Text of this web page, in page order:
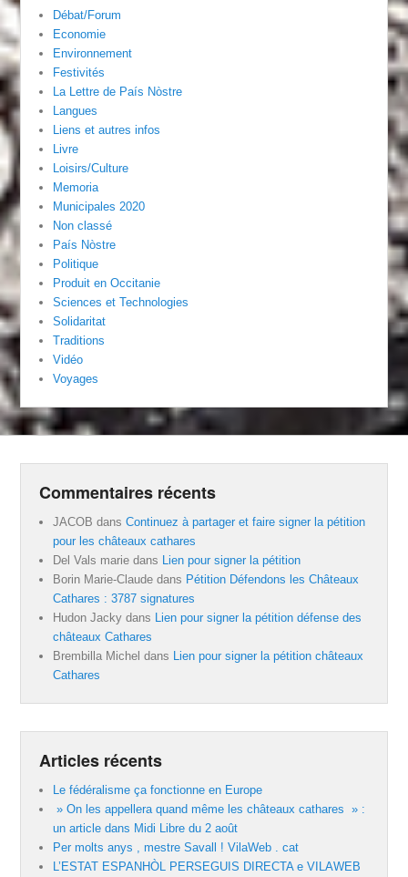
Débat/Forum
Economie
Environnement
Festivités
La Lettre de País Nòstre
Langues
Liens et autres infos
Livre
Loisirs/Culture
Memoria
Municipales 2020
Non classé
País Nòstre
Politique
Produit en Occitanie
Sciences et Technologies
Solidaritat
Traditions
Vidéo
Voyages
Commentaires récents
JACOB dansContinuez à partager et faire signer la pétition
pour les châteaux cathares
Del Vals marie dans
Lien pour signer la pétition
Borin Marie-Claude dans Pétition Défendons les Châteaux
Cathares : 3787 signatures
Hudon Jacky dans
Lien pour signer la pétition défense des
châteaux Cathares
Brembilla Michel dans
Lien pour signer la pétition châteaux
Cathares
Articles récents
Le fédéralisme ça fonctionne en Europe
» On les appellera quand même les châteaux cathares » :
un article dans Midi Libre du 2 août
Per molts anys , mestre Savall ! VilaWeb . cat
L’ESTAT ESPANHÒL PERSEGUIS DIRECTA e VILAWEB